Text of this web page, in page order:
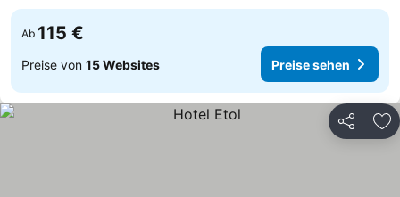
Ab 115 €
Preise von 15 Websites Preise sehen
Teilen